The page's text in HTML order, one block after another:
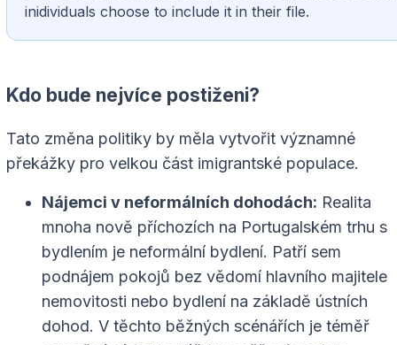
inidividuals choose to include it in their file.
Kdo bude nejvíce postiženi?
Tato změna politiky by měla vytvořit významné
překážky pro velkou část imigrantské populace.
Nájemci v neformálních dohodách: Realita
mnoha nově příchozích na Portugalském trhu s
bydlením je neformální bydlení. Patří sem
podnájem pokojů bez vědomí hlavního majitele
nemovitosti nebo bydlení na základě ústních
dohod. V těchto běžných scénářích je téměř